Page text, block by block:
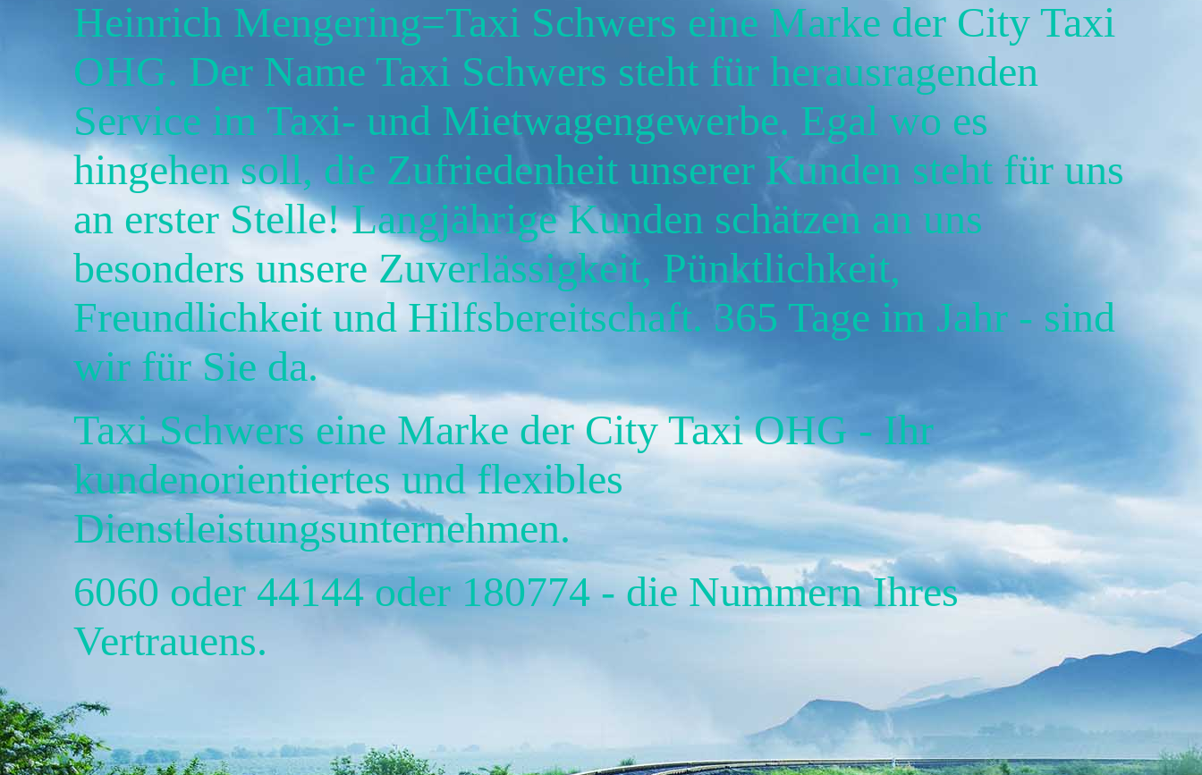
Heinrich Mengering=Taxi Schwers eine Marke der City Taxi
OHG. Der Name Taxi Schwers steht für herausragenden
Service im Taxi- und Mietwagengewerbe. Egal wo es
hingehen soll, die Zufriedenheit unserer Kunden steht für uns
an erster Stelle! Langjährige Kunden schätzen an uns
besonders unsere Zuverlässigkeit, Pünktlichkeit,
Freundlichkeit und Hilfsbereitschaft. 365 Tage im Jahr - sind
wir für Sie da.
Taxi Schwers eine Marke der City Taxi OHG - Ihr
kundenorientiertes und flexibles
Dienstleistungsunternehmen.
6060 oder 44144 oder 180774 - die Nummern Ihres
Vertrauens.